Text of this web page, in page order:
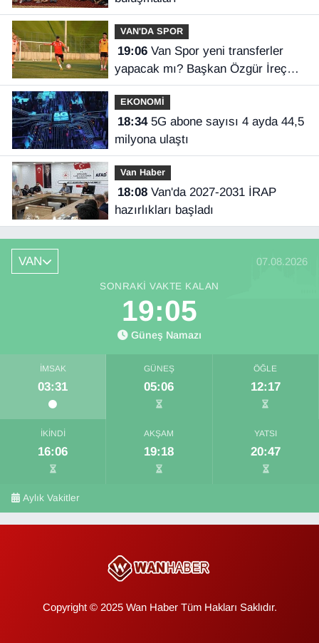
VAN'DA SPOR
19:06Van Spor yeni transferler
yapacak mı? Başkan Özgür İreç
İlhan açıkladı
EKONOMİ
18:345G abone sayısı 4 ayda 44,5
milyona ulaştı
Van Haber
18:08Van'da 2027-2031 İRAP
hazırlıkları başladı
VAN 07.08.2026
SONRAKI VAKTE KALAN
19:05
Güneş Namazı
İMSAK
03:31
GÜNEŞ
05:06
ÖĞLE
12:17
İKINDI
16:06
AKŞAM
19:18
YATSI
20:47
Aylık Vakitler
Copyright © 2025 Wan Haber Tüm Hakları Saklıdır.